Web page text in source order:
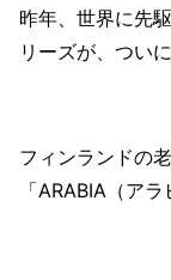
昨年、世界に先
リーズが、つい
フィンランドの
「ARABIA（ア